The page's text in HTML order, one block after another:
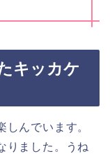
キッカケ
しんでいます。
りました。うね